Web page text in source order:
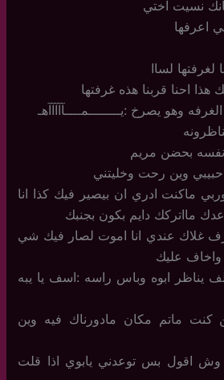
نسيت اختي
اعرفها
لساا
احنا قربنا هذه غرفتها
وهو يصرخ :يــــــــمــــآآآآآهـ
بحضن مريم
وين رحت وخليتني
ماكنت ادري ان بيصير فيك كذا انا
مااتركك دايم بكون بجنبك
غلاك عندي انا اموت لصار فيك شي
عليك
يناظر ابوه وباس راسه :اسف يا يبه
كنت ماتم مكان مادورناك فيه وين
وش اقول بس توعدني يابوي اذا قلت